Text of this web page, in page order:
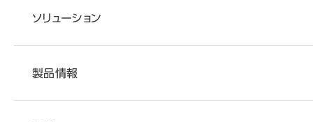
ソリューション
製品情報